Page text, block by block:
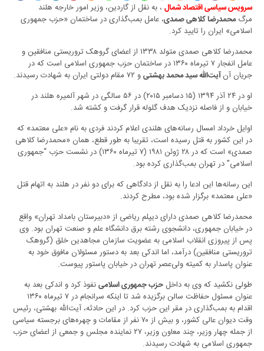
سرویس سیاسی اقتصاد شمال ، به نقل از گاردین، وزیر امور خارجه هلند
مرگمحمدرضا کلاهی صمدی، عامل بمب‌گذاری در ساختمان «حزب جمهوری
اسلامی» ایران را تایید کرد.
محمدرضا کلاهی صمدی متولد ۱۳۳۸ از اعضای گروهک تروریستی منافقین و
عامل انفجار ۷ تیرماه ۱۳۶۰ در ساختمان حزب جمهوری اسلامی است که در
جریان آن آیت‌الله سید محمد بهشتی و ۷۲ مقام دولتی ایران به شهادت رسیدند.
او در ۲۴ آذر ۱۳۹۴ (۱۵ دسامبر ۲۰۱۵) در ۵۶ سالگی در شهر آلمیره هلند در
خیابان و از فاصله نزدیک هدف گلوله قرار گرفت و کشته شد.
اوایل خرداد امسال رسانه‌های هلندی اعلام کردند فردی به نام «علی معتمد» که
در این کشور به قتل رسیده است، تقریبا به طور قطع، همان «محمدرضا کلاهی
صمدی» است که در ۲۸ ژوئن ۱۹۸۱ (۷ تیرماه ۱۳۶۰) در نشست حزب “جمهوری
اسلامی” در تهران بمب‌گذاری کرده بود.
این رسانه‌ها این ادعا را به نقل از دادگاهی که برای دو نفر در هلند به اتهام قتل
«علی معتمد» برگزار شده بود، مطرح کردند.
محمدرضا کلاهی صمدی دارای دیپلم ریاضی از «دبیرستان بامداد تهران» واقع
در خیابان جمهوری، دانشجوی رشته برق دانشگاه علم و صنعت تهران بود. وی
پس از پیروزی انقلاب اسلامی به عضویت سازمان مجاهدین خلق (گروهک
تروریستی منافقین) درآمد، اما اندکی بعد به دستور مسئولان مافوق خود به
عنوان پاسدار به کمیته ولی‌عصر تهران در خیابان پاستور پیوست.
طولی نکشید که وی به داخل حزب جمهوری اسلامی نفوذ کرد و اندکی بعد به
عنوان مسئول حفاظت سالن برگزیده شد تا اینکه سرانجام در ۷ تیرماه ۱۳۶۰
اقدام به بمب‌گذاری در مقر این حزب کرد. در این حادثه، آیت‌الله بهشتی، رئیس
وقت دیوان عالی کشور، و بیش از ۷۰ نفر از مقامات و چهره‌های برجسته سیاسی
از جمله چهار وزیر، چند معاون وزیر، ۲۷ نماینده مجلس و جمعی از اعضای حزب
جمهوری اسلامی به شهادت رسیدند.